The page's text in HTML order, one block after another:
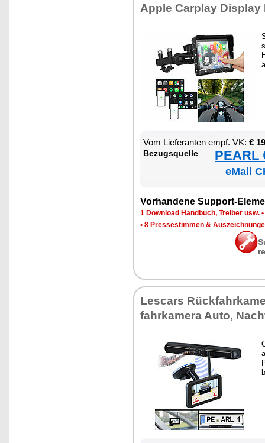
App­le Car­play Dis­play
Vom Lie­fe­ran­ten empf. VK: €
Be­zugs­quel­le PEARL
eMall
Vor­han­de­ne Sup­port-
1 Down­load Hand­buch, Trei­ber usw. •
• 8 Pres­se­stim­men &
Les­cars
fahr­ka­me­ra Au­to,